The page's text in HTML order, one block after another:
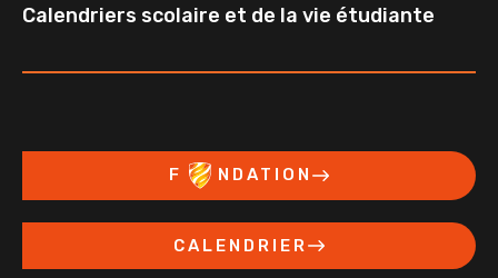
Calendriers scolaire et de la vie étudiante
F NDATION
CALENDRIER